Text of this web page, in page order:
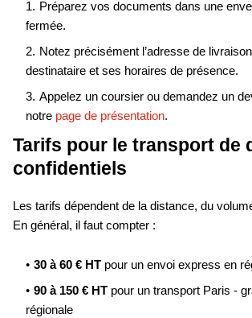
Préparez vos documents dans une
fermée.
Notez précisément l’adresse de
destinataire et ses horaires de présence.
Appelez un coursier ou demandez un
notre page de présentation.
Tarifs pour le transport de
confidentiels
Les tarifs dépendent de la distance, du
En général, il faut compter :
30 à 60 € HT pour un envoi express en
90 à 150 € HT pour un transport Paris -
régionale